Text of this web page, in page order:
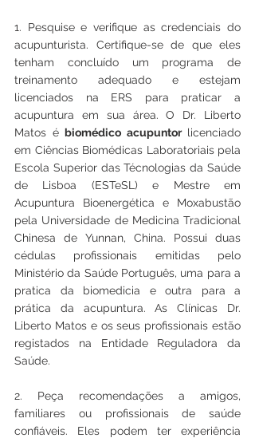
1. Pesquise e verifique as credenciais do
acupunturista. Certifique-se de que eles
tenham concluído um programa de
treinamento adequado e estejam
licenciados na ERS para praticar a
acupuntura em sua área. O Dr. Liberto
Matos é biomédico acupuntor licenciado
em Ciências Biomédicas Laboratoriais pela
Escola Superior das Técnologias da Saúde
de Lisboa (ESTeSL) e Mestre em
Acupuntura Bioenergética e Moxabustão
pela Universidade de Medicina Tradicional
Chinesa de Yunnan, China. Possui duas
cédulas profissionais emitidas pelo
Ministério da Saúde Português, uma para a
pratica da biomedicia e outra para a
prática da acupuntura. As Clínicas Dr.
Liberto Matos e os seus profissionais estão
registados na Entidade Reguladora da
Saúde.
2. Peça recomendações a amigos,
familiares ou profissionais de saúde
confiáveis. Eles podem ter experiência